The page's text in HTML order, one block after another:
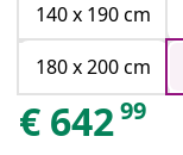
140 x 190 cm
180 x 200 cm
€ 64299